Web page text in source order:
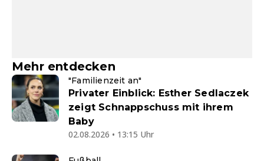
Mehr entdecken
"Familienzeit an"
Privater Einblick: Esther Sedlaczek
zeigt Schnappschuss mit ihrem
Baby
02.08.2026 • 13:15 Uhr